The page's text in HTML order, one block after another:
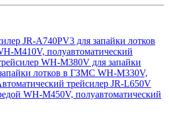
JR-A740PV3 для запайки лотков
M410V, полуавтоматический
WH-M380V для запайки
лотков в ГЗМС WH-M330V,
трейсилер JR-L650V
WH-M450V, полуавтоматический